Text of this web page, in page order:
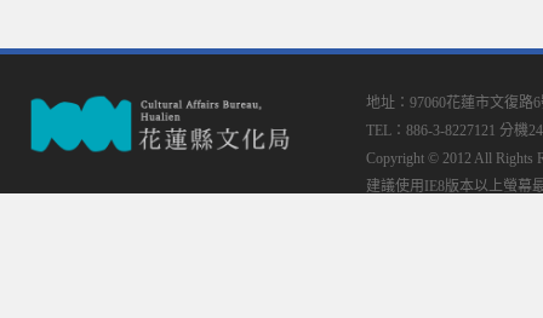
地址：97060花蓮市文復路
TEL：886-3-8227121 分機
Copyright © 2012 All Rights
建議使用IE8版本以上螢幕